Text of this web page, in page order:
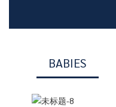
BABIES